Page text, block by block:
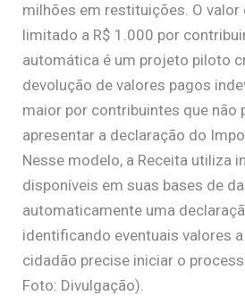
milhões em restituições. O valor
limitado a R$ 1.000 por
automática é um projeto piloto
devolução de valores pagos
maior por contribuintes que não
apresentar a declaração do
Nesse modelo, a Receita utiliza
disponíveis em suas bases de
automaticamente uma
identificando eventuais valores
cidadão precise iniciar o
Foto: Divulgação).